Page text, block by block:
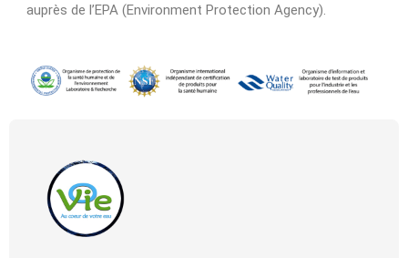
auprès de l’EPA (Environment Protection Agency).